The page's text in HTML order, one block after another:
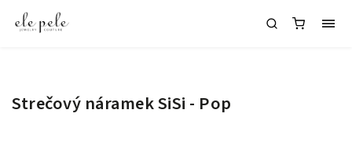
Strečový náramek SiSi - Pop